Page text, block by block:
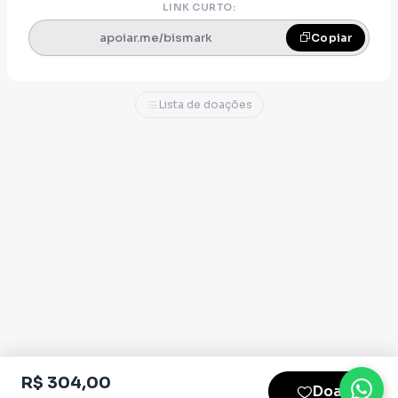
LINK CURTO:
apoiar.me/bismark Copiar
Lista de doações
R$ 304,00 Doar